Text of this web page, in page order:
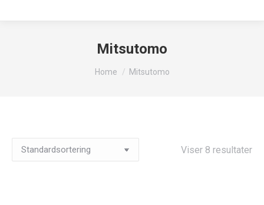
Mitsutomo
You are here:
Home Mitsutomo
Viser 8 resultater